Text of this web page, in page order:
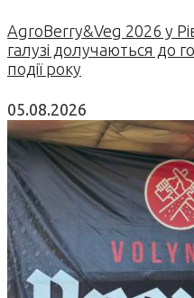
AgroBerry&Veg 2026 у
галузі долучаються до
події року
05.08.2026